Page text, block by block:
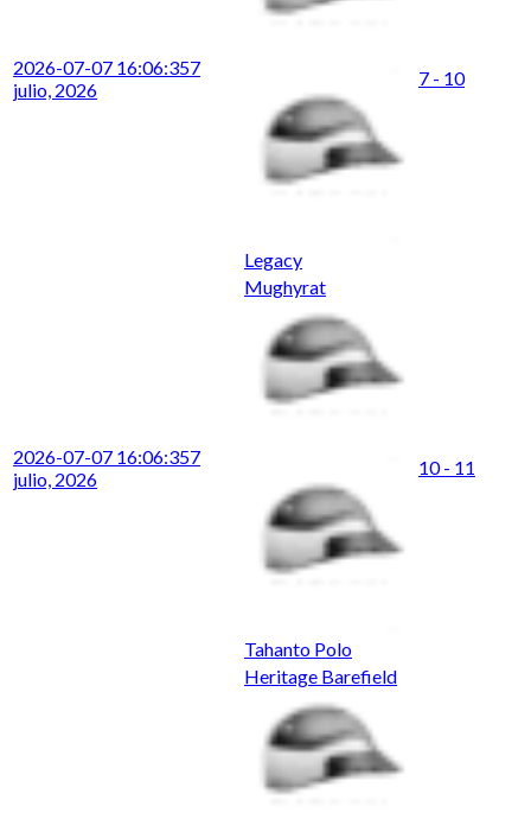
2026-07-07 16:06:357
julio, 2026
Legacy
7 - 10
2026-07-07 16:06:357
julio, 2026
Mughyrat
Tahanto Polo
10 - 11
Heritage Barefield